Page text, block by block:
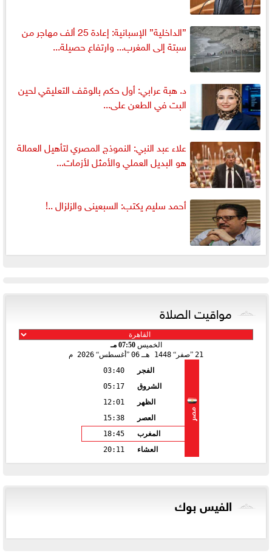
”الداخلية” الإسبانية: إعادة 25 ألف مهاجر من
سبتة إلى المغرب... وارتفاع حصيلة...
د. هبة عرابي: أول حكم بالوقف التعليقي لحين
البت في الطعن على...
علاء عبد النبي: النموذج المصري لتأهيل العمالة
هو البديل العملي والأمثل لأزمات...
أحمد سليم يكتب: السبعينى والزلزال ..!
مواقيت الصلاة
الخميس07:50 مـ
21 صفر 1448 هـ 06 أغسطس 2026 م
مصر
الفجر
03:40
الشروق
05:17
الظهر
12:01
العصر
15:38
المغرب
18:45
العشاء
20:11
الفيس بوك